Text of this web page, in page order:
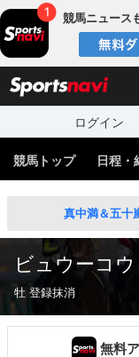
競馬ニュース
ログイン
競馬トップ 日程・
真中満＆五十
ビュウーコウ
牡 登録抹消
無料